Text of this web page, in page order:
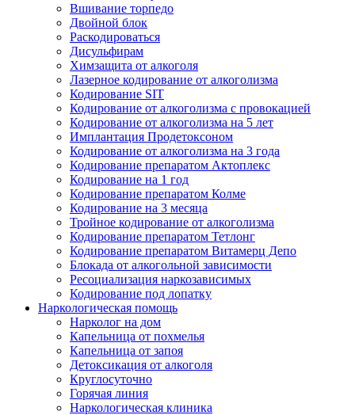
Вшивание торпедо
Двойной блок
Раскодироваться
Дисульфирам
Химзащита от алкоголя
Лазерное кодирование от алкоголизма
Кодирование SIT
Кодирование от алкоголизма с провокацией
Кодирование от алкоголизма на 5 лет
Имплантация Продетоксоном
Кодирование от алкоголизма на 3 года
Кодирование препаратом Актоплекс
Кодирование на 1 год
Кодирование препаратом Колме
Кодирование на 3 месяца
Тройное кодирование от алкоголизма
Кодирование препаратом Тетлонг
Кодирование препаратом Витамерц Депо
Блокада от алкогольной зависимости
Ресоциализация наркозависимых
Кодирование под лопатку
Наркологическая помощь
Нарколог на дом
Капельница от похмелья
Капельница от запоя
Детоксикация от алкоголя
Круглосуточно
Горячая линия
Наркологическая клиника